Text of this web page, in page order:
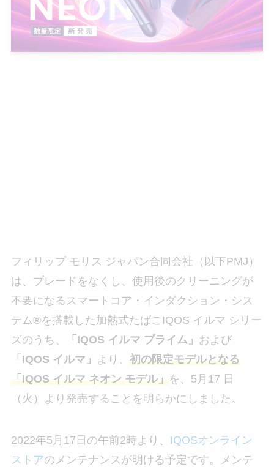
フィリップ モリス ジャパン合同会社（以下PMJ）
は、ブレードをなくし、使用後のクリーニングが
不要になるスマートコア・インダクション・シス
テム®を搭載した加熱式たばこIQOS イルマ シリー
ズのうち、
「IQOS イルマ プライム」 および
「IQOS イルマ」
より、 初の限定モデルとなる
「IQOS イルマ ネオン モデル」を、5月17 日
（火）より発売することを明らかにしました。
2022年5月17日の午前2時より、 IQOSオンライン
ストアのメンテナンスが明ける予定です。メンテ